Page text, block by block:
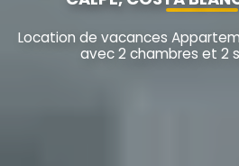
Location de vacances
avec 2 chambres et 2